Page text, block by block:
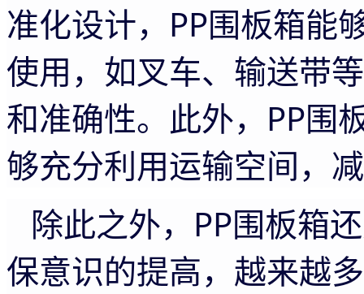
准化设计，PP围板箱能
使用，如叉车、输送带
和准确性。此外，PP围
够充分利用运输空间，
除此之外， PP围板箱
保意识的提高，越来越